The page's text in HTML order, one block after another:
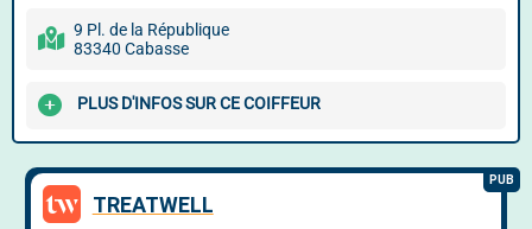
9 Pl. de la République
83340 Cabasse
PLUS D'INFOS SUR CE COIFFEUR